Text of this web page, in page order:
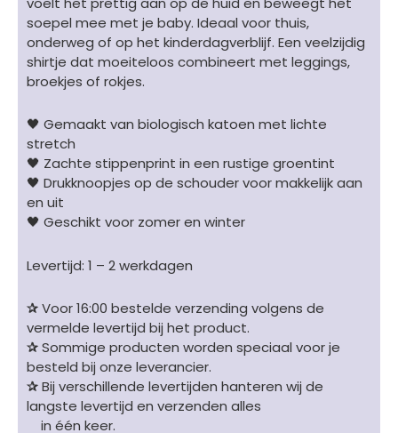
soepel mee met je baby. Ideaal voor thuis,
onderweg of op het kinderdagverblijf. Een veelzijdig
shirtje dat moeiteloos combineert met leggings,
broekjes of rokjes.
🖤 Gemaakt van biologisch katoen met lichte
stretch
🖤 Zachte stippenprint in een rustige groentint
🖤 Drukknoopjes op de schouder voor makkelijk aan
en uit
🖤 Geschikt voor zomer en winter
Levertijd: 1 – 2 werkdagen
✰Voor 16:00 bestelde verzending volgens de
vermelde levertijd bij het product.
✰Sommige producten worden speciaal voor je
besteld bij onze leverancier.
✰Bij verschillende levertijden hanteren wij de
langste levertijd en verzenden alles
in één keer.